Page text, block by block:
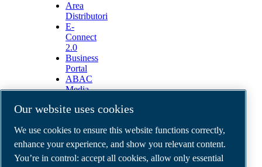
Area
Distributori
E-
Connect
2.0
Business
Portal
ABAC
Media
Legal & Privacy Notices
Order return form
Order claim form
Our website uses cookies
We use cookies to ensure this website functions correctly,
enhance your experience, and show you relevant content.
You’re in control: accept all cookies, allow only essential